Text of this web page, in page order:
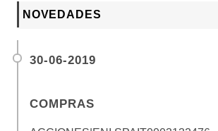
NOVEDADES
30-06-2019
COMPRAS